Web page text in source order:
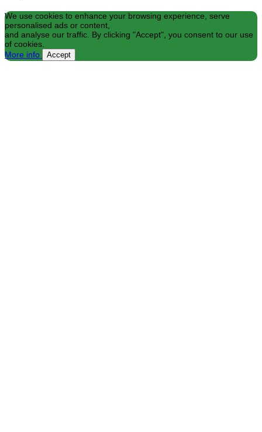
We use cookies to enhance your browsing experience, serve
personalised ads or content,
and analyse our traffic. By clicking "Accept", you consent to our use
of cookies.
More info
Accept